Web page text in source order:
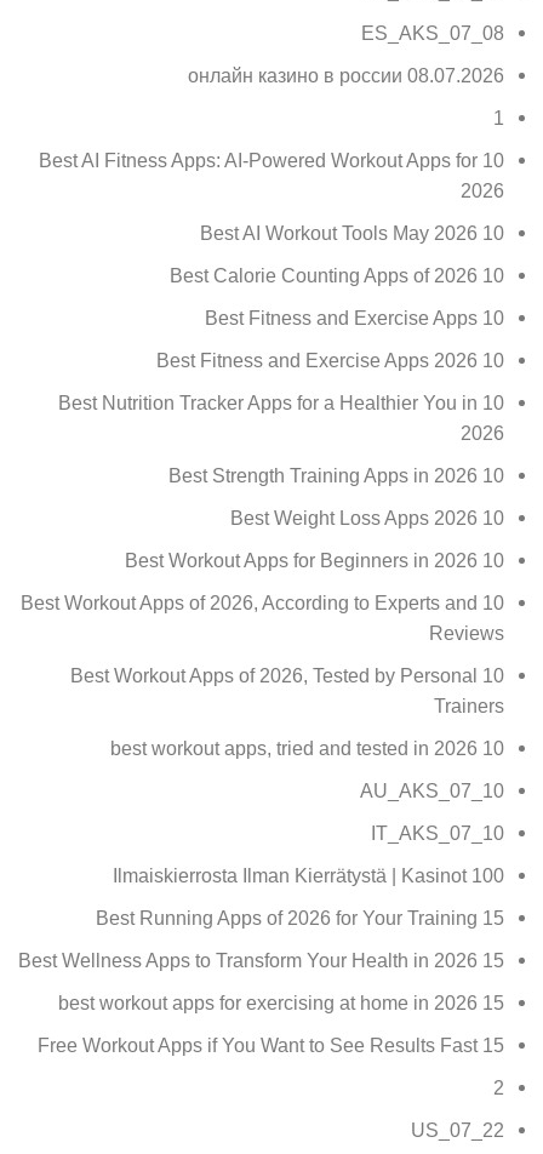
08_07_ES_AKS
08.07.2026 онлайн казино в россии
1
10 Best AI Fitness Apps: AI-Powered Workout Apps for
2026
10 Best AI Workout Tools May 2026
10 Best Calorie Counting Apps of 2026
10 Best Fitness and Exercise Apps
10 Best Fitness and Exercise Apps 2026
10 Best Nutrition Tracker Apps for a Healthier You in
2026
10 Best Strength Training Apps in 2026
10 Best Weight Loss Apps 2026
10 Best Workout Apps for Beginners in 2026
10 Best Workout Apps of 2026, According to Experts and
Reviews
10 Best Workout Apps of 2026, Tested by Personal
Trainers
10 best workout apps, tried and tested in 2026
10_07_AU_AKS
10_07_IT_AKS
100 Ilmaiskierrosta Ilman Kierrätystä | Kasinot
15 Best Running Apps of 2026 for Your Training
15 Best Wellness Apps to Transform Your Health in 2026
15 best workout apps for exercising at home in 2026
15 Free Workout Apps if You Want to See Results Fast
2
22_07_US